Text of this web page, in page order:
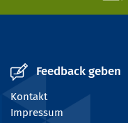
Feedback geben
Kontakt
Impressum